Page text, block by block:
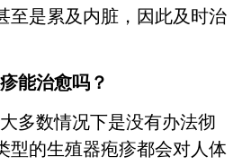
至是累及内脏，因此及时治
能治愈吗？
多数情况下是没有办法彻
型的生殖器疱疹都会对人体